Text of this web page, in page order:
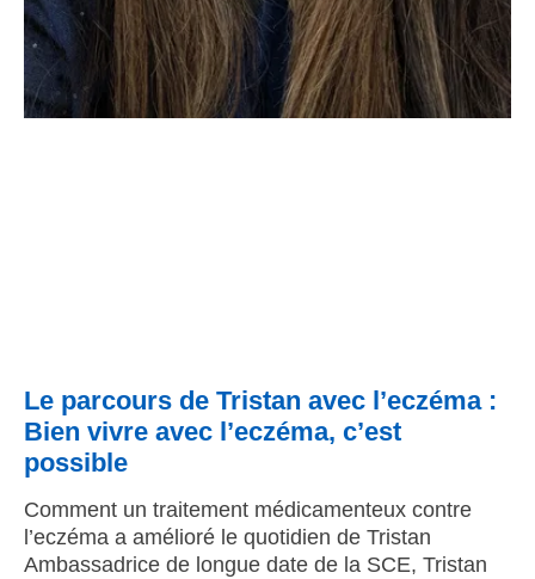
Le parcours de Tristan avec l’eczéma :
Bien vivre avec l’eczéma, c’est
possible
Comment un traitement médicamenteux contre
l’eczéma a amélioré le quotidien de Tristan
Ambassadrice de longue date de la SCE, Tristan